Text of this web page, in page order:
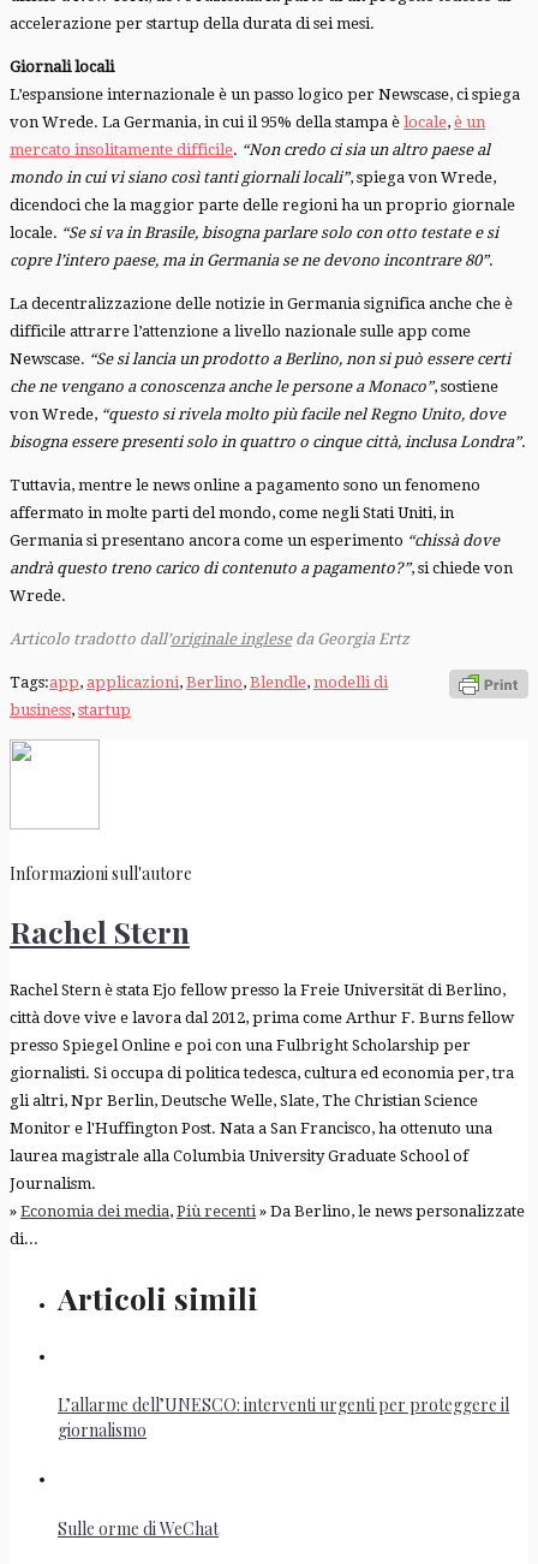
accelerazione per startup della durata di sei mesi.
Giornali locali
L’espansione internazionale è un passo logico per Newscase, ci spiega
von Wrede. La Germania, in cui il 95% della stampa è locale, è un
mercato insolitamente difficile. “Non credo ci sia un altro paese al
mondo in cui vi siano così tanti giornali locali”, spiega von Wrede,
dicendoci che la maggior parte delle regioni ha un proprio giornale
locale. “Se si va in Brasile, bisogna parlare solo con otto testate e si
copre l’intero paese, ma in Germania se ne devono incontrare 80”.
La decentralizzazione delle notizie in Germania significa anche che è
difficile attrarre l’attenzione a livello nazionale sulle app come
Newscase. “Se si lancia un prodotto a Berlino, non si può essere certi
che ne vengano a conoscenza anche le persone a Monaco”, sostiene
von Wrede, “questo si rivela molto più facile nel Regno Unito, dove
bisogna essere presenti solo in quattro o cinque città, inclusa Londra”.
Tuttavia, mentre le news online a pagamento sono un fenomeno
affermato in molte parti del mondo, come negli Stati Uniti, in
Germania si presentano ancora come un esperimento “chissà dove
andrà questo treno carico di contenuto a pagamento?”, si chiede von
Wrede.
Articolo tradotto dall’originale ingleseda Georgia Ertz
Tags:app, applicazioni, Berlino, Blendle, modelli di
business, startup
Informazioni sull'autore
Rachel Stern
Rachel Stern è stata Ejo fellow presso la Freie Universität di Berlino,
città dove vive e lavora dal 2012, prima come Arthur F. Burns fellow
presso Spiegel Online e poi con una Fulbright Scholarship per
giornalisti. Si occupa di politica tedesca, cultura ed economia per, tra
gli altri, Npr Berlin, Deutsche Welle, Slate, The Christian Science
Monitor e l'Huffington Post. Nata a San Francisco, ha ottenuto una
laurea magistrale alla Columbia University Graduate School of
Journalism.
» Economia dei media, Più recenti » Da Berlino, le news personalizzate
di...
Articoli simili
L’allarme dell’UNESCO: interventi urgenti per proteggere il
giornalismo
Sulle orme di WeChat